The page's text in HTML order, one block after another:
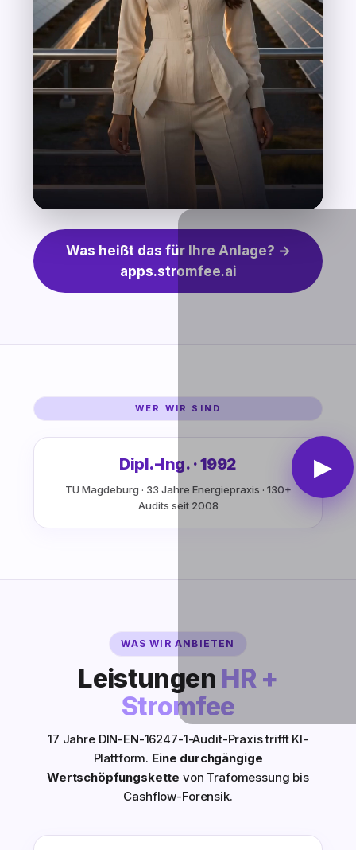
▶
Was heißt das für Ihre Anlage? →
apps.stromfee.ai
WER WIR SIND
Dipl.-Ing. · 1992
TU Magdeburg · 33 Jahre Energiepraxis · 130+
Audits seit 2008
WAS WIR ANBIETEN
Leistungen HR +
Stromfee
17 Jahre DIN-EN-16247-1-Audit-Praxis trifft KI-
Plattform. Eine durchgängige
Wertschöpfungskette von Trafomessung bis
Cashflow-Forensik.